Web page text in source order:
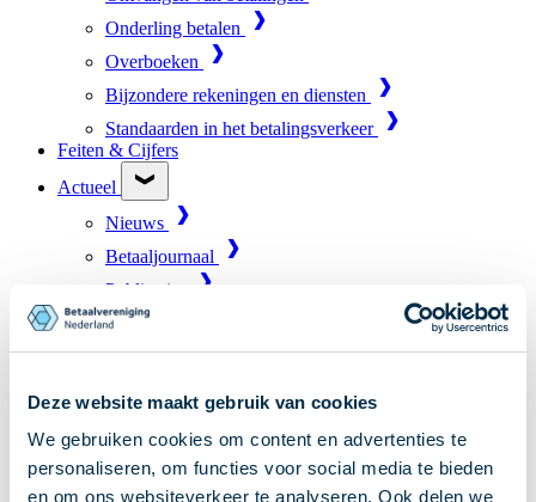
Deze website maakt gebruik van cookies
We gebruiken cookies om content en advertenties te
personaliseren, om functies voor social media te bieden
en om ons websiteverkeer te analyseren. Ook delen we
Onderling betalen
Overboeken
Bijzondere rekeningen en diensten
Standaarden in het betalingsverkeer
Feiten & Cijfers
Actueel
Nieuws
Betaaljournaal
Publicaties
Jaarverslag
Roadmap
Leden
Partners en stakeholders